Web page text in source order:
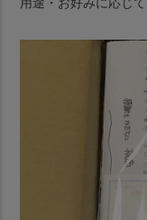
用途・お好みに応じ